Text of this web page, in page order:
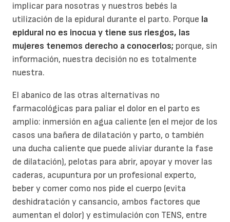
implicar para nosotras y nuestros bebés la
utilización de la epidural durante el parto. Porque la
epidural no es inocua y tiene sus riesgos, las
mujeres tenemos derecho a conocerlos; porque, sin
información, nuestra decisión no es totalmente
nuestra.
El abanico de las otras alternativas no
farmacológicas para paliar el dolor en el parto es
amplio: inmersión en agua caliente (en el mejor de los
casos una bañera de dilatación y parto, o también
una ducha caliente que puede aliviar durante la fase
de dilatación), pelotas para abrir, apoyar y mover las
caderas, acupuntura por un profesional experto,
beber y comer como nos pide el cuerpo (evita
deshidratación y cansancio, ambos factores que
aumentan el dolor) y estimulación con TENS, entre